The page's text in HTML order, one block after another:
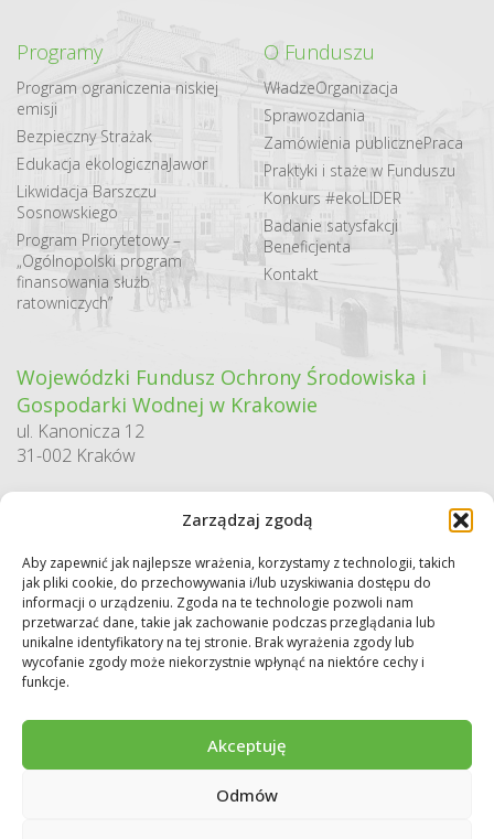
Zarządzaj zgodą
Aby zapewnić jak najlepsze wrażenia, korzystamy z technologii, takich
jak pliki cookie, do przechowywania i/lub uzyskiwania dostępu do
informacji o urządzeniu. Zgoda na te technologie pozwoli nam
przetwarzać dane, takie jak zachowanie podczas przeglądania lub
unikalne identyfikatory na tej stronie. Brak wyrażenia zgody lub
wycofanie zgody może niekorzystnie wpłynąć na niektóre cechy i
funkcje.
Akceptuję
Odmów
Programy
Program ograniczenia niskiej
emisji
Bezpieczny Strażak
Edukacja ekologicznaJawor
Likwidacja Barszczu
Sosnowskiego
Program Priorytetowy –
„Ogólnopolski program
finansowania służb
ratowniczych”
O Funduszu
WładzeOrganizacja
Sprawozdania
Zamówienia publicznePraca
Praktyki i staże w Funduszu
Konkurs #ekoLIDER
Badanie satysfakcji
Beneficjenta
Kontakt
Wojewódzki Fundusz Ochrony Środowiska i
Gospodarki Wodnej w Krakowie
ul. Kanonicza 12
31-002 Kraków
Sekretariat / Dziennik podawczy
tel.: 12 422 94 90
e-mail:biuro@wfos.krakow.pl
Copyright © 2026 WFOŚiGW w Krakowie. Wszystkie prawa zastrzeżone.